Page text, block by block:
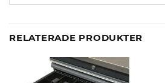
RELATERADE PRODUKTER